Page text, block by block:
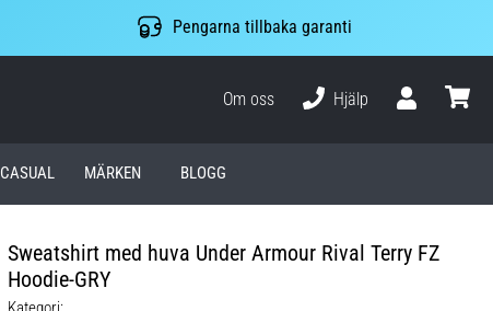
Pengarna tillbaka garanti
Om oss
Hjälp
CASUAL MÄRKEN BLOGG
Sweatshirt med huva Under Armour Rival Terry FZ
Hoodie-GRY